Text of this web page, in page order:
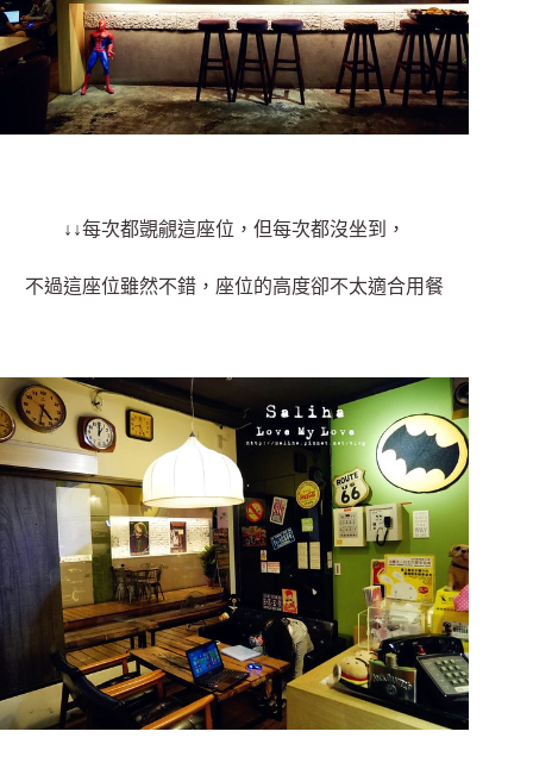
↓↓每次都覬覦這座位，但每次都沒坐到，
不過這座位雖然不錯，座位的高度卻不太適合用餐